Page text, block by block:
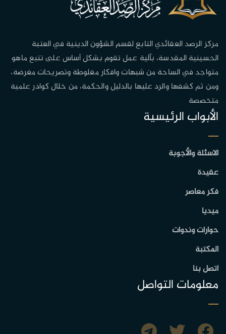
مركز الرصد العقائدي التابع لقسم الشؤون الدينية في العتبة
الحسينية المقدسة، بآلية عمل تقوم بشكل أساس على تتبع ماهو
متواجد في الساحة من شبهات وافكار مغلوطة وتصريحات مغرضة،
ومن ثم كشفها والرد عليها بالدليل والحكمة، من خلال كوادر علمية
متخصصة
الأبواب الرئيسية
الاسئلة والأجوبة
عقيدة
فكر معاصر
ميديا
حوارات وندوات
المكتبة
اتصل بنا
معلومات التواصل